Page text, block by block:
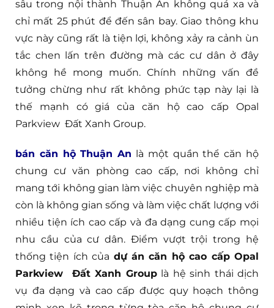
sâu trong nội thành Thuận An không quá xa và
chỉ mất 25 phút để đến sân bay. Giao thông khu
vực này cũng rất là tiện lợi, không xảy ra cảnh ùn
tắc chen lấn trên đường mà các cư dân ở đây
không hề mong muốn. Chính những vấn đề
tưởng chừng như rất không phức tạp này lại là
thế mạnh có giá của căn hộ cao cấp Opal
Parkview Đất Xanh Group.
bán căn hộ Thuận An là một quần thể căn hộ
chung cư văn phòng cao cấp, nơi không chỉ
mang tới không gian làm việc chuyên nghiệp mà
còn là không gian sống và làm việc chất lượng với
nhiều tiện ích cao cấp và đa dạng cung cấp mọi
nhu cầu của cư dân. Điểm vượt trội trong hệ
thống tiện ích của dự án căn hộ cao cấp Opal
Parkview Đất Xanh Grouplà hệ sinh thái dịch
vụ đa dạng và cao cấp được quy hoạch thông